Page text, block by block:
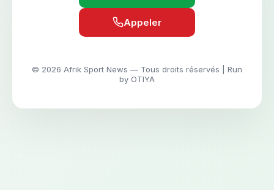
Appeler
© 2026 Afrik Sport News — Tous droits réservés | Run
by OTIYA